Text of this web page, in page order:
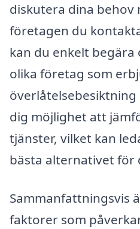
diskutera dina behov
företagen du
kan du enkelt
olika företag som
överlåtelsebesiktning
dig möjlighet att
tjänster, vilket kan
bästa alternativet för
Sammanfattningsvis
faktorer som